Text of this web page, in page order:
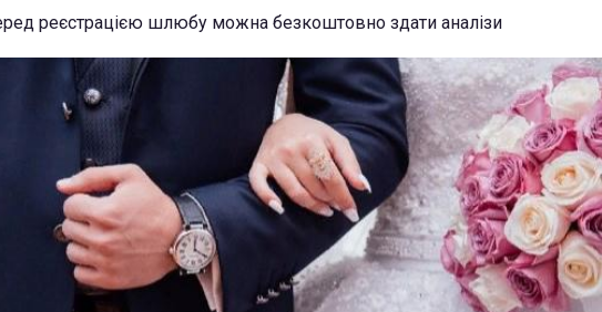
реєстрацією шлюбу можна безкоштовно здати аналізи